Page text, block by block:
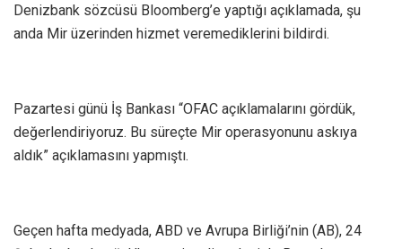
Denizbank sözcüsü Bloomberg’e yaptığı açıklamada, şu
anda Mir üzerinden hizmet veremediklerini bildirdi.
Pazartesi günü İş Bankası “OFAC açıklamalarını gördük,
değerlendiriyoruz. Bu süreçte Mir operasyonunu askıya
aldık” açıklamasını yapmıştı.
Geçen hafta medyada, ABD ve Avrupa Birliği’nin (AB), 24